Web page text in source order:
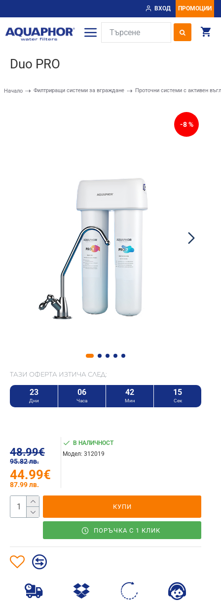
ВХОД ПРОМОЦИИ
Начало Филтриращи системи за вграждане Проточни системи с активен
Duo PRO
-8 %
ТАЗИ ОФЕРТА ИЗТИЧА СЛЕД:
23
Дни
06
Часа
42
Мин
15
Сек
44.99€
87.99 лв.
48.99€
95.82 лв.
В НАЛИЧНОСТ
Модел: 312019
КУПИ
ПОРЪЧКА С 1 КЛИК